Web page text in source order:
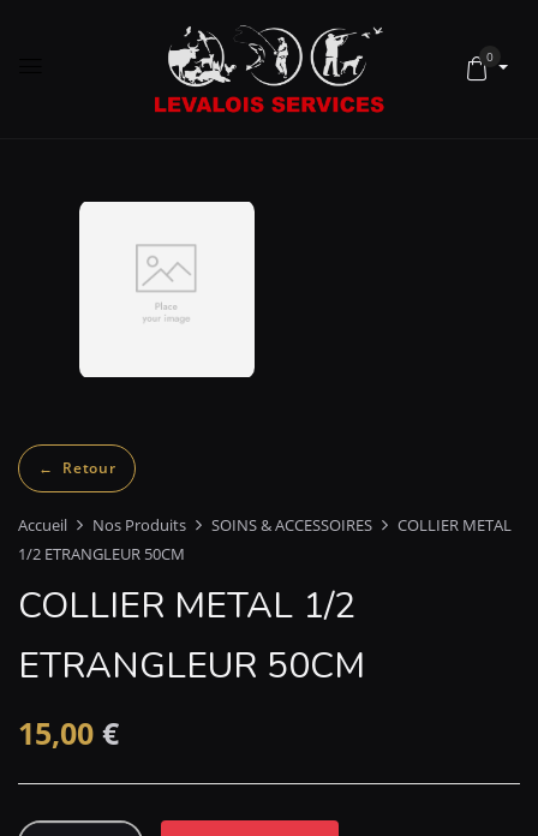
0
Accueil Nos Produits SOINS & ACCESSOIRES
COLLIER METAL
1/2 ETRANGLEUR 50CM
COLLIER METAL 1/2
ETRANGLEUR 50CM
15,00 €